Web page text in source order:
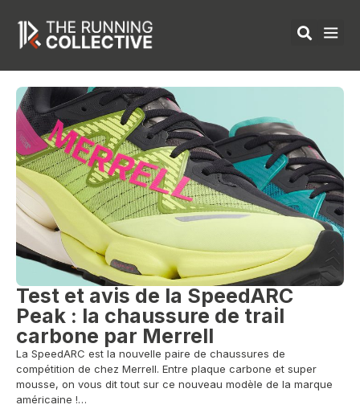
contenu
Test et avis de la SpeedARC
Peak : la chaussure de trail
carbone par Merrell
La SpeedARC est la nouvelle paire de chaussures de
compétition de chez Merrell. Entre plaque carbone et super
mousse, on vous dit tout sur ce nouveau modèle de la marque
américaine !…